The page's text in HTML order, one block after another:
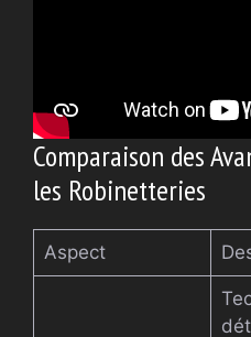
Comparaison des
les Robinetteries
Aspect